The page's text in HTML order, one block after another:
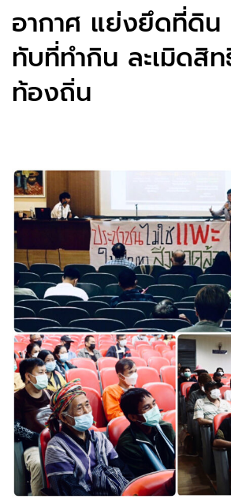
อากาศ แย่งยึดที่ดิน
ทับที่ทำกิน ละเมิดสิ
ท้องถิ่น